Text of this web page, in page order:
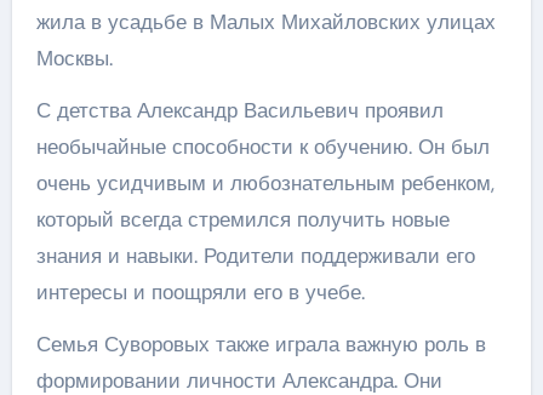
жила в усадьбе в Малых Михайловских улицах
Москвы.
С детства Александр Васильевич проявил
необычайные способности к обучению. Он был
очень усидчивым и любознательным ребенком,
который всегда стремился получить новые
знания и навыки. Родители поддерживали его
интересы и поощряли его в учебе.
Семья Суворовых также играла важную роль в
формировании личности Александра. Они